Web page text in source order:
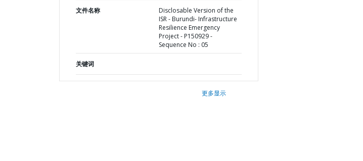
文件名称
Disclosable Version of the
ISR - Burundi- Infrastructure
Resilience Emergency
Project - P150929 -
Sequence No : 05
关键词
更多显示